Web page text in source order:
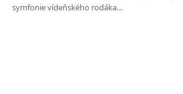
symfonie vídeňského rodáka…